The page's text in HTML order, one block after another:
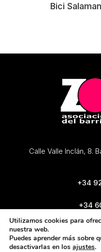
Bici
Calle Valle Inclán, 8.
+34
+34
Utilizamos cookies para
nuestra web.
Puedes aprender más sobre
desactivarlas en los ajustes.